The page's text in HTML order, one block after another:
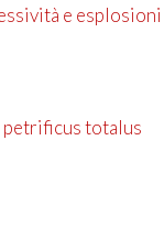
e
petrificus totalus